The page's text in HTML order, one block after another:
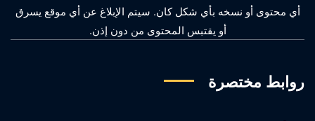
أي محتوى أو نسخه بأي شكل كان. سيتم الإبلاغ عن أي موقع يسرق
أو يقتبس المحتوى من دون إذن.
روابط مختصرة